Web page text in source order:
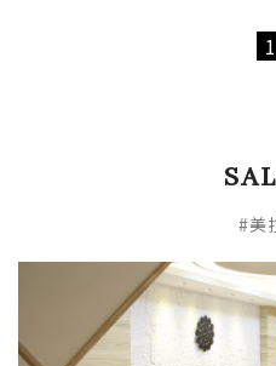
1
#美